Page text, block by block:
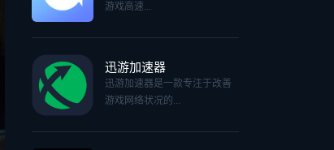
游戏高速...
迅游加速器
迅游加速器是一款专注于改善
游戏网络状况的...